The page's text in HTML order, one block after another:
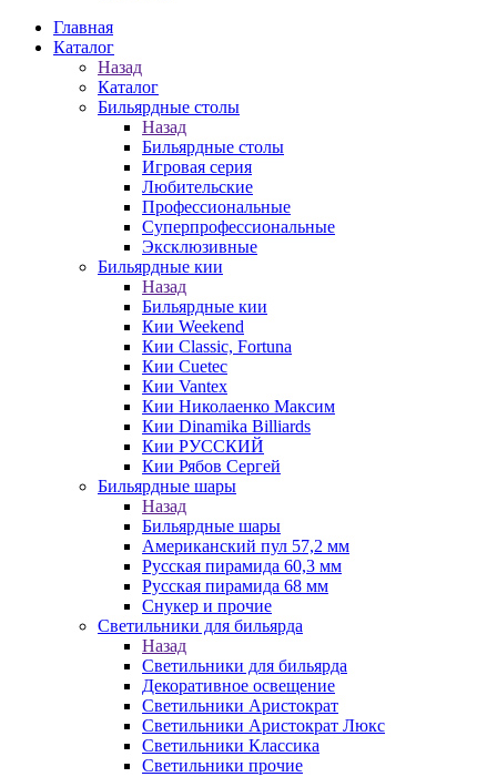
Главная
Каталог
Назад
Каталог
Бильярдные столы
Назад
Бильярдные столы
Игровая серия
Любительские
Профессиональные
Суперпрофессиональные
Эксклюзивные
Бильярдные кии
Назад
Бильярдные кии
Кии Weekend
Кии Classic, Fortuna
Кии Cuetec
Кии Vantex
Кии Николаенко Максим
Кии Dinamika Billiards
Кии РУССКИЙ
Кии Рябов Сергей
Бильярдные шары
Назад
Бильярдные шары
Американский пул 57,2 мм
Русская пирамида 60,3 мм
Русская пирамида 68 мм
Снукер и прочие
Светильники для бильярда
Назад
Светильники для бильярда
Декоративное освещение
Светильники Аристократ
Светильники Аристократ Люкс
Светильники Классика
Светильники прочие